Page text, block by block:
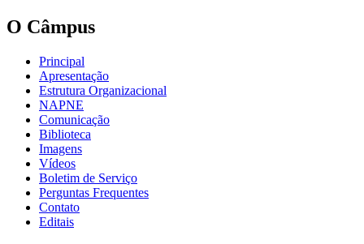
O Câmpus
Principal
Apresentação
Estrutura Organizacional
NAPNE
Comunicação
Biblioteca
Imagens
Vídeos
Boletim de Serviço
Perguntas Frequentes
Contato
Editais